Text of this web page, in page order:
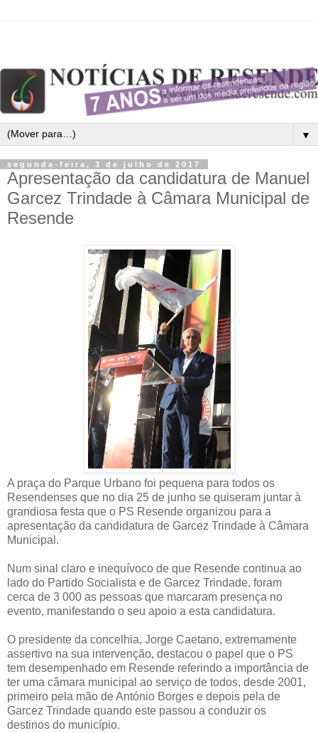
▼
segunda-feira, 3 de julho de 2017
Apresentação da candidatura de Manuel
Garcez Trindade à Câmara Municipal de
Resende
A praça do Parque Urbano foi pequena para todos os
Resendenses que no dia 25 de junho se quiseram juntar à
grandiosa festa que o PS Resende organizou para a
apresentação da candidatura de Garcez Trindade à Câmara
Municipal.
Num sinal claro e inequívoco de que Resende continua ao
lado do Partido Socialista e de Garcez Trindade, foram
cerca de 3 000 as pessoas que marcaram presença no
evento, manifestando o seu apoio a esta candidatura.
O presidente da concelhia, Jorge Caetano, extremamente
assertivo na sua intervenção, destacou o papel que o PS
tem desempenhado em Resende referindo a importância de
ter uma câmara municipal ao serviço de todos, desde 2001,
primeiro pela mão de António Borges e depois pela de
Garcez Trindade quando este passou a conduzir os
destinos do município.